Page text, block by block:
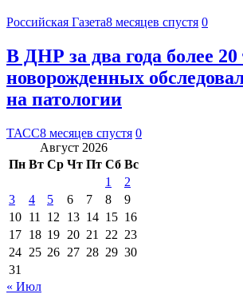
Российская Газета8 месяцев спустя 0
В ДНР за два года более
новорожденных
на патологии
ТАСС8 месяцев спустя 0
Август 2026
Пн Вт Ср Чт Пт Сб Вс
1
2
3
4 5 6 7 8
9
10 11 12 13 14 15 16
17 18 19 20 21 22 23
24 25 26 27 28 29 30
31
« Июл